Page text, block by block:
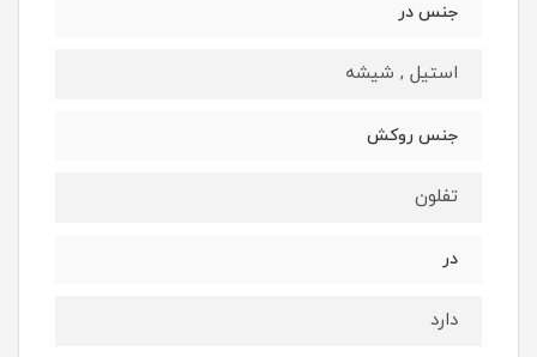
جنس در
استیل , شیشه
جنس روکش
تفلون
در
دارد